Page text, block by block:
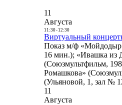
11
Августа
11:30- 12:30
Виртуальный
Показ м/ф
16 мин.); «Ивашка из
(Союзмультфильм,
Ромашкова»
(Ульяновой, 1, зал №
11
Августа